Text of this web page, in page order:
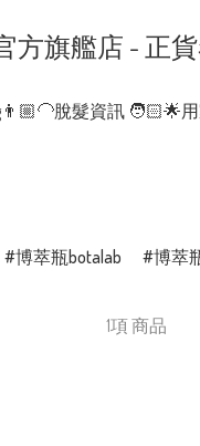
官方旗艦店 -
脫髮資訊 🧑🏻🌟
博萃瓶botalab 博萃
1項 商品